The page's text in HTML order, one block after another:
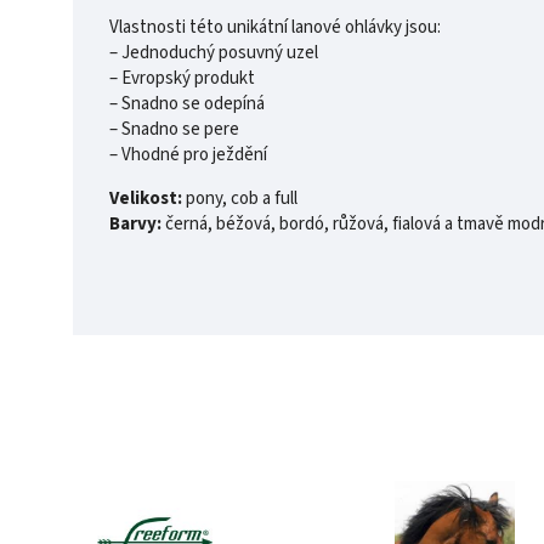
Vlastnosti této unikátní lanové ohlávky jsou:
– Jednoduchý posuvný uzel
– Evropský produkt
– Snadno se odepíná
– Snadno se pere
– Vhodné pro ježdění
Velikost:pony, cob a full
Barvy:černá, béžová, bordó, růžová, fialová a tmavě